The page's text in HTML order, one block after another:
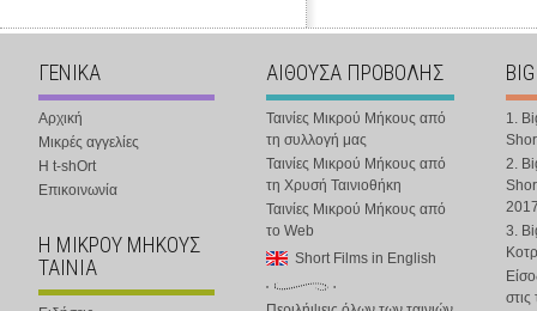
ΓΕΝΙΚΑ
Αρχική
Μικρές αγγελίες
Η t-shOrt
Επικοινωνία
Η ΜΙΚΡΟΥ ΜΗΚΟΥΣ
ΤΑΙΝΙΑ
ΑΙΘΟΥΣΑ ΠΡΟΒΟΛΗΣ
Ταινίες Μικρού Μήκους από
τη συλλογή μας
Ταινίες Μικρού Μήκους από
τη Χρυσή Ταινιοθήκη
Ταινίες Μικρού Μήκους από
το Web
Short Films in English
1.
2.
3.
στις